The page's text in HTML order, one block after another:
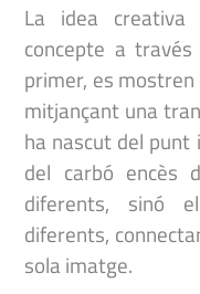
La idea creativa
concepte a
primer, es
mitjançant una
ha nascut del punt
del carbó encès
diferents, sinó
diferents,
sola imatge.